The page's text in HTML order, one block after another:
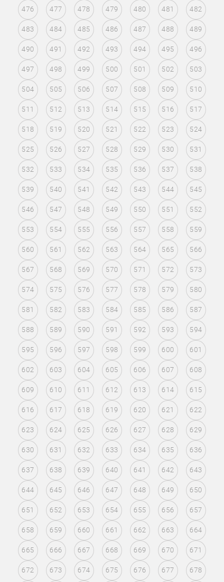
476 477 478 479 480 481 482
483 484 485 486 487 488 489
490 491 492 493 494 495 496
497 498 499 500 501 502 503
504 505 506 507 508 509 510
511 512 513 514 515 516 517
518 519 520 521 522 523 524
525 526 527 528 529 530 531
532 533 534 535 536 537 538
539 540 541 542 543 544 545
546 547 548 549 550 551 552
553 554 555 556 557 558 559
560 561 562 563 564 565 566
567 568 569 570 571 572 573
574 575 576 577 578 579 580
581 582 583 584 585 586 587
588 589 590 591 592 593 594
595 596 597 598 599 600 601
602 603 604 605 606 607 608
609 610 611 612 613 614 615
616 617 618 619 620 621 622
623 624 625 626 627 628 629
630 631 632 633 634 635 636
637 638 639 640 641 642 643
644 645 646 647 648 649 650
651 652 653 654 655 656 657
658 659 660 661 662 663 664
665 666 667 668 669 670 671
672 673 674 675 676 677 678